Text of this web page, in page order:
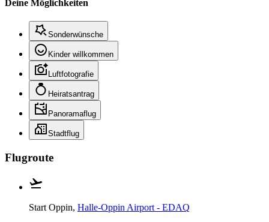
Deine Möglichkeiten
Sonderwünsche
Kinder willkommen
Luftfotografie
Heiratsantrag
Panoramaflug
Stadtflug
Flugroute
Start Oppin, Halle-Oppin Airport - EDAQ